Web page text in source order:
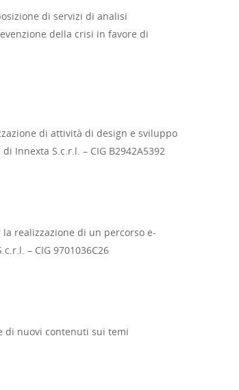
di servizi di analisi
della crisi in favore di
di attività di design e sviluppo
Innexta S.c.r.l. – CIG B2942A5392
realizzazione di un percorso e-
– CIG 9701036C26
di nuovi contenuti sui temi